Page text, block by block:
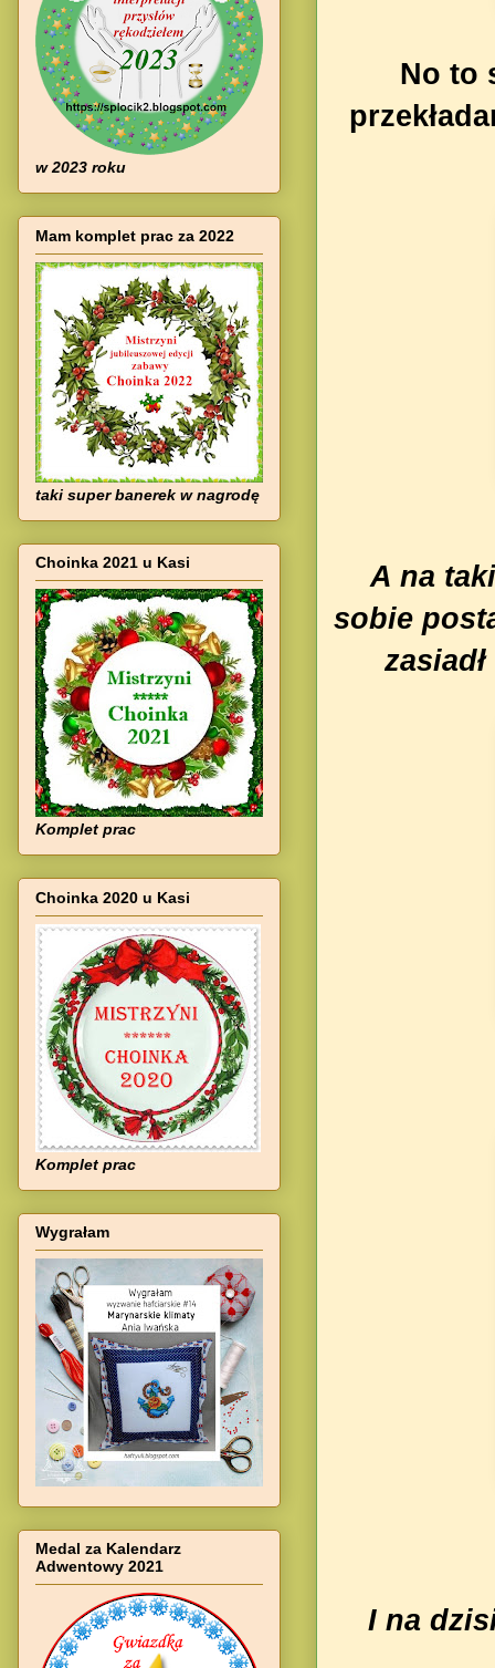
No to
A na
sobie
I na
w 2023 roku
Mam komplet prac za 2022
taki super banerek w nagrodę
Choinka 2021 u Kasi
Komplet prac
Choinka 2020 u Kasi
Komplet prac
Wygrałam
Medal za Kalendarz
Adwentowy 2021